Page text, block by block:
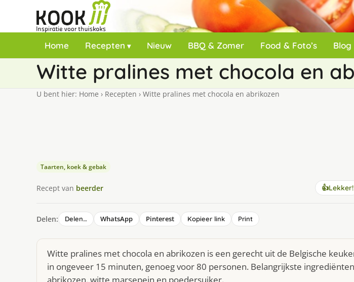
Home Recepten Nieuw BBQ & Zomer Food & Foto’s Blog
Witte pralines met chocola en
U bent hier: Home › Recepten › Witte pralines met chocola en abrikozen
Taarten, koek & gebak
Recept van beerder 👍Lekker!
Delen: Delen… WhatsApp Pinterest Kopieer link Print
Witte pralines met chocola en abrikozen is een gerecht uit de Belgische
in ongeveer 15 minuten, genoeg voor 80 personen. Belangrijkste